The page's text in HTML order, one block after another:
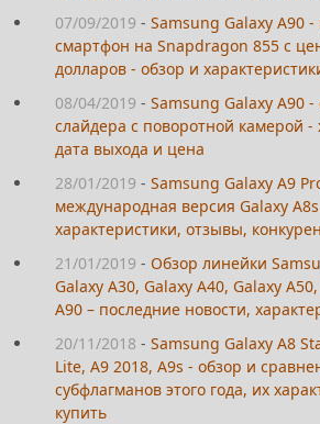
07/09/2019 - Samsung Galaxy A90
смартфон на Snapdragon 855 с
долларов - обзор и
08/04/2019 - Samsung Galaxy A90
слайдера с поворотной камерой -
дата выхода и цена
28/01/2019 - Samsung Galaxy A9
международная версия Galaxy
характеристики, отзывы,
21/01/2019 - Обзор линейки
Galaxy A30, Galaxy A40, Galaxy
A90 – последние новости,
20/11/2018 - Samsung Galaxy A8
Lite, A9 2018, A9s - обзор и
субфлагманов этого года, их
купить